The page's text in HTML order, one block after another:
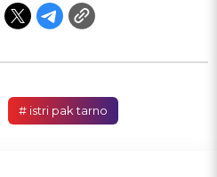
# istri pak tarno